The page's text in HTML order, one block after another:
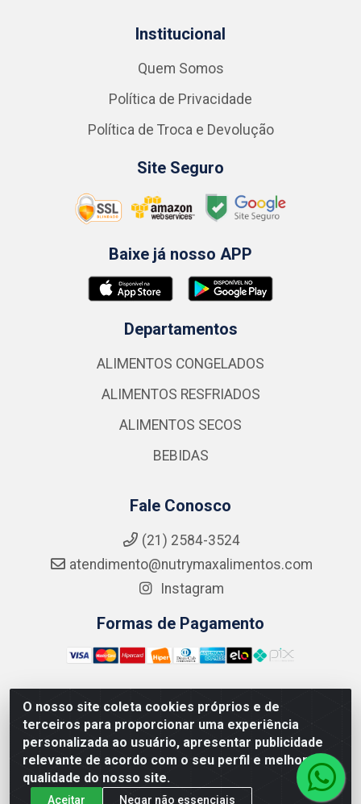
O nosso site coleta cookies próprios e de
terceiros para proporcionar uma experiência
personalizada ao usuário, apresentar publicidade
relevante de acordo com o seu perfil e melhorar a
qualidade do nosso site.
Aceitar Negar não essenciais
Institucional
Quem Somos
Política de Privacidade
Política de Troca e Devolução
Site Seguro
Baixe já nosso APP
Departamentos
ALIMENTOS CONGELADOS
ALIMENTOS RESFRIADOS
ALIMENTOS SECOS
BEBIDAS
Fale Conosco
(21) 2584-3524
atendimento@nutrymaxalimentos.com
Instagram
Formas de Pagamento
NUTRY MAX COMÉRCIO DE PRODUTOS ALIMENTICIOS
LTDA - RUA DO FEIJÃO, 721 PENHA CIRCULAR/RJ -
CNPJ: 15.796.122/0001-03